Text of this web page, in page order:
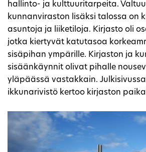
hallinto- ja kulttuuritarpeita.
kunnanviraston lisäksi talossa on
asuntoja ja liiketiloja. Kirjasto oli
jotka kiertyvät katutasoa
sisäpihan ympärille. Kirjaston ja
sisäänkäynnit olivat pihalle
yläpäässä vastakkain.
ikkunarivistö kertoo kirjaston